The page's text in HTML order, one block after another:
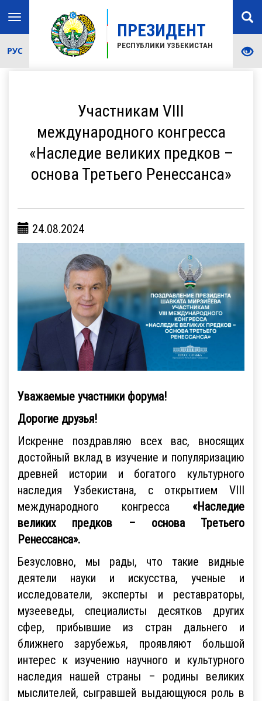
ПРЕЗИДЕНТ
РЕСПУБЛИКИ УЗБЕКИСТАН
Toggle
navigation
РУС
Участникам VIII
международного конгресса
«Наследие великих предков –
основа Третьего Ренессанса»
24.08.2024
Уважаемые участники форума!
Дорогие друзья!
Искренне поздравляю всех вас, вносящих
достойный вклад в изучение и популяризацию
древней истории и богатого культурного
наследия Узбекистана, с открытием VIII
международного конгресса «Наследие
великих предков – основа Третьего
Ренессанса».
Безусловно, мы рады, что такие видные
деятели науки и искусства, ученые и
исследователи, эксперты и реставраторы,
музееведы, специалисты десятков других
сфер, прибывшие из стран дальнего и
ближнего зарубежья, проявляют большой
интерес к изучению научного и культурного
наследия нашей страны – родины великих
мыслителей, сыгравшей выдающуюся роль в